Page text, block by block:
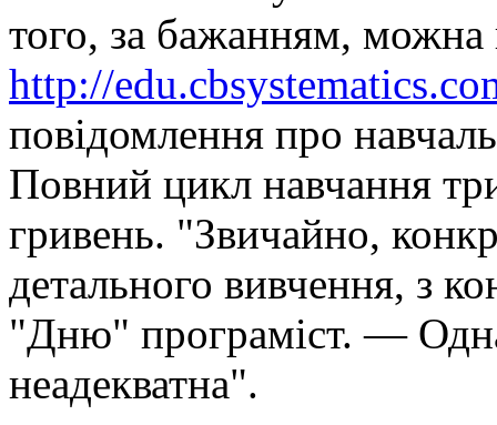
того, за бажанням, можна
http://
повідомлення про
Повний цикл навчання
гривень. "Звичайно,
детального вивчення, з
"Дню" програміст. —
неадекватна".